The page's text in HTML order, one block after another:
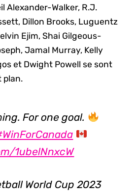
Alexander-Walker, R.J.
Dillon Brooks, Luguentz
Ejim, Shai Gilgeous-
Jamal Murray, Kelly
et Dwight Powell se sont
plan.
For one goal.
1ubelNnxcW
World Cup 2023